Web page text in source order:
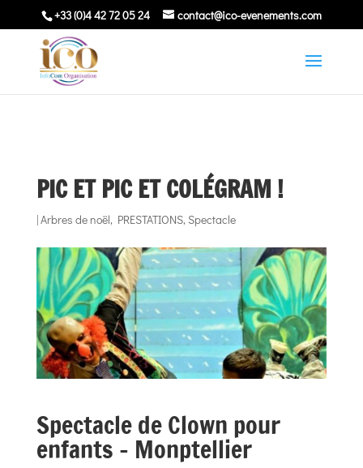
+33 (0)4 42 72 05 24 contact@ico-evenements.com
PIC ET PIC ET COLÉGRAM !
|Arbres de noël, PRESTATIONS, Spectacle
Spectacle de Clown pour
enfants – Monptellier